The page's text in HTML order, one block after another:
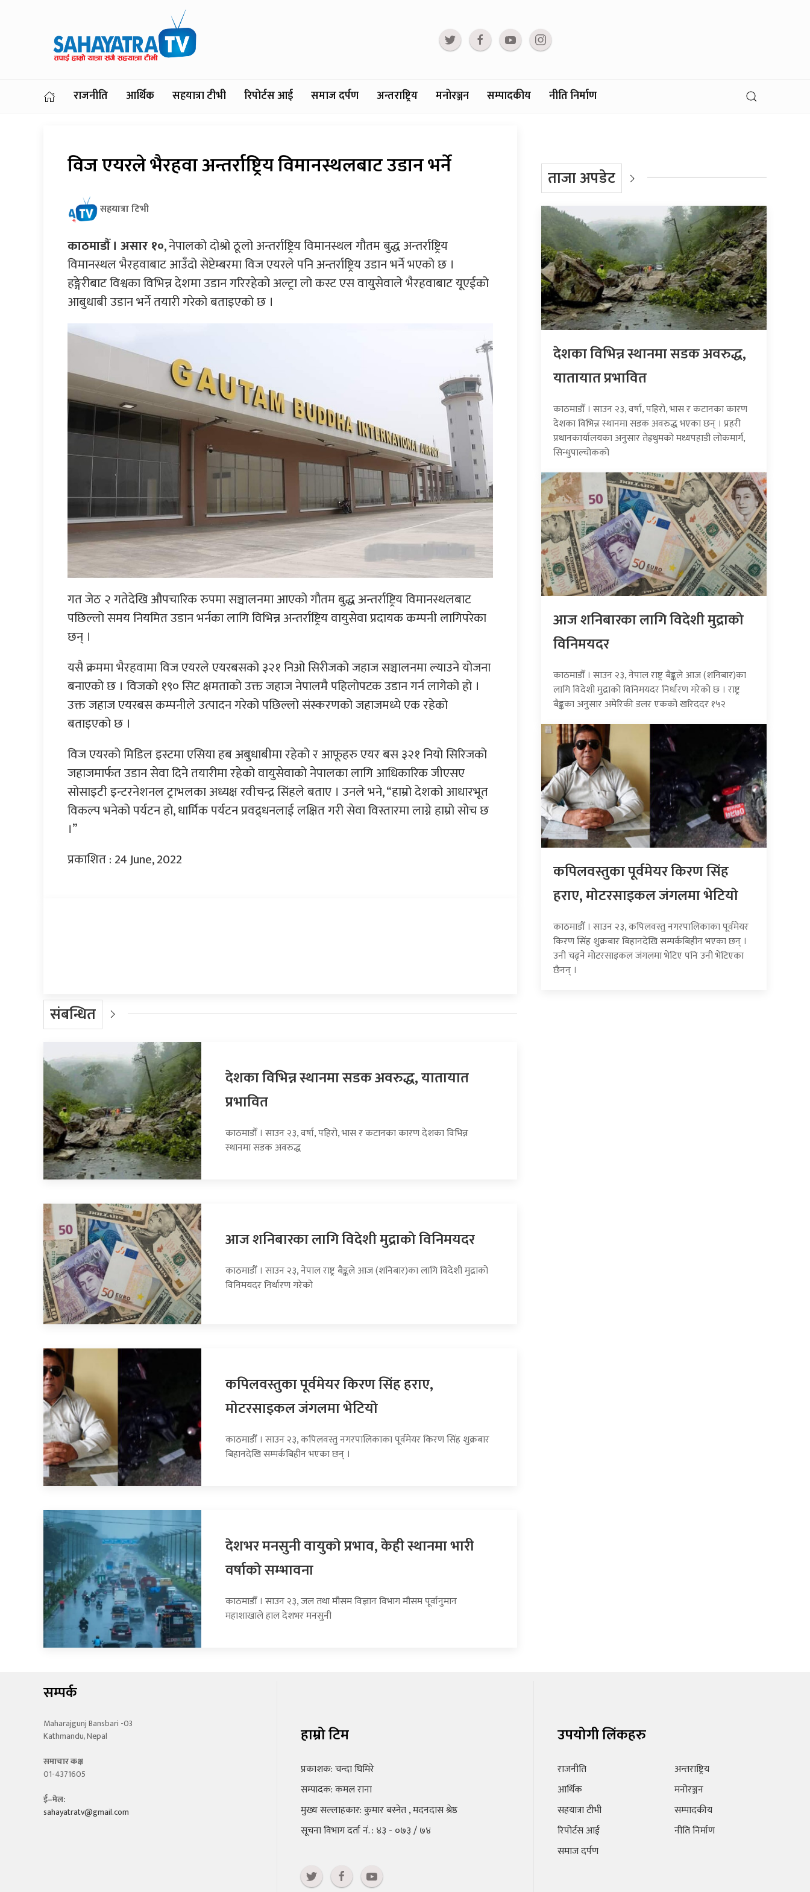
राजनीति आर्थिक सहयात्रा टीभी रिपोर्टस आई समाज दर्पण अन्तराष्ट्रिय मनोरञ्जन सम्पादकीय नीति निर्माण
विज एयरले भैरहवा अन्तर्राष्ट्रिय विमानस्थलबाट उडान भर्ने
सहयात्रा टिभी
काठमाडौँ । असार १०, नेपालको दोश्रो ठूलो अन्तर्राष्ट्रिय विमानस्थल गौतम बुद्ध अन्तर्राष्ट्रिय
विमानस्थल भैरहवाबाट आउँदो सेप्टेम्बरमा विज एयरले पनि अन्तर्राष्ट्रिय उडान भर्ने भएको छ ।
हङ्गेरीबाट विश्वका विभिन्न देशमा उडान गरिरहेको अल्ट्रा लो कस्ट एस वायुसेवाले भैरहवाबाट यूएईको
आबुधाबी उडान भर्ने तयारी गरेको बताइएको छ ।
गत जेठ २ गतेदेखि औपचारिक रुपमा सञ्चालनमा आएको गौतम बुद्ध अन्तर्राष्ट्रिय विमानस्थलबाट
पछिल्लो समय नियमित उडान भर्नका लागि विभिन्न अन्तर्राष्ट्रिय वायुसेवा प्रदायक कम्पनी लागिपरेका
छन् ।
यसै क्रममा भैरहवामा विज एयरले एयरबसको ३२१ निओ सिरीजको जहाज सञ्चालनमा ल्याउने योजना
बनाएको छ । विजको १९० सिट क्षमताको उक्त जहाज नेपालमै पहिलोपटक उडान गर्न लागेको हो ।
उक्त जहाज एयरबस कम्पनीले उत्पादन गरेको पछिल्लो संस्करणको जहाजमध्ये एक रहेको
बताइएको छ ।
विज एयरको मिडिल इस्टमा एसिया हब अबुधाबीमा रहेको र आफूहरु एयर बस ३२१ नियो सिरिजको
जहाजमार्फत उडान सेवा दिने तयारीमा रहेको वायुसेवाको नेपालका लागि आधिकारिक जीएसए
सोसाइटी इन्टरनेशनल ट्राभलका अध्यक्ष रवीचन्द्र सिंहले बताए । उनले भने, “हाम्रो देशको आधारभूत
विकल्प भनेको पर्यटन हो, धार्मिक पर्यटन प्रवद्र्धनलाई लक्षित गरी सेवा विस्तारमा लाग्ने हाम्रो सोच छ
।”
प्रकाशित : 24 June, 2022
संबन्धित
देशका विभिन्न स्थानमा सडक अवरुद्ध, यातायात
प्रभावित
काठमाडौँ । साउन २३, वर्षा, पहिरो, भास र कटानका कारण देशका विभिन्न
स्थानमा सडक अवरुद्ध
आज शनिबारका लागि विदेशी मुद्राको विनिमयदर
काठमाडौँ । साउन २३, नेपाल राष्ट्र बैङ्कले आज (शनिबार)का लागि विदेशी मुद्राको
विनिमयदर निर्धारण गरेको
कपिलवस्तुका पूर्वमेयर किरण सिंह हराए,
माेटरसाइकल जंगलमा भेटियाे
काठमाडौँ । साउन २३, कपिलवस्तु नगरपालिकाका पूर्वमेयर किरण सिंह शुक्रबार
बिहानदेखि सम्पर्कबिहीन भएका छन् ।
देशभर मनसुनी वायुको प्रभाव, केही स्थानमा भारी
वर्षाको सम्भावना
काठमाडौँ । साउन २३, जल तथा मौसम विज्ञान विभाग मौसम पूर्वानुमान
महाशाखाले हाल देशभर मनसुनी
ताजा अपडेट
देशका विभिन्न स्थानमा सडक अवरुद्ध,
यातायात प्रभावित
काठमाडौँ । साउन २३, वर्षा, पहिरो, भास र कटानका कारण
देशका विभिन्न स्थानमा सडक अवरुद्ध भएका छन् । प्रहरी
प्रधानकार्यालयका अनुसार तेह्रथुमको मध्यपहाडी लोकमार्ग,
सिन्धुपाल्चोकको
आज शनिबारका लागि विदेशी मुद्राको
विनिमयदर
काठमाडौँ । साउन २३, नेपाल राष्ट्र बैङ्कले आज (शनिबार)का
लागि विदेशी मुद्राको विनिमयदर निर्धारण गरेको छ । राष्ट्र
बैङ्कका अनुसार अमेरिकी डलर एकको खरिददर १५२
कपिलवस्तुका पूर्वमेयर किरण सिंह
हराए, माेटरसाइकल जंगलमा भेटियाे
काठमाडौँ । साउन २३, कपिलवस्तु नगरपालिकाका पूर्वमेयर
किरण सिंह शुक्रबार बिहानदेखि सम्पर्कबिहीन भएका छन् ।
उनी चढ्ने मोटरसाइकल जंगलमा भेटिए पनि उनी भेटिएका
छैनन् ।
सम्पर्क
Maharajgunj Bansbari -03
Kathmandu, Nepal
समाचार कक्ष
01-4371605
ई–मेल:
sahayatratv@gmail.com
हाम्रो टिम
प्रकाशक: चन्दा घिमिरे
सम्पादक: कमल राना
मुख्य सल्लाहकार: कुमार बस्नेत , मदनदास श्रेष्ठ
सूचना विभाग दर्ता नं. : ४३ - ०७३ / ७४
उपयोगी लिंकहरु
राजनीति
आर्थिक
सहयात्रा टीभी
रिपोर्टस आई
समाज दर्पण
अन्तराष्ट्रिय
मनोरञ्जन
सम्पादकीय
नीति निर्माण